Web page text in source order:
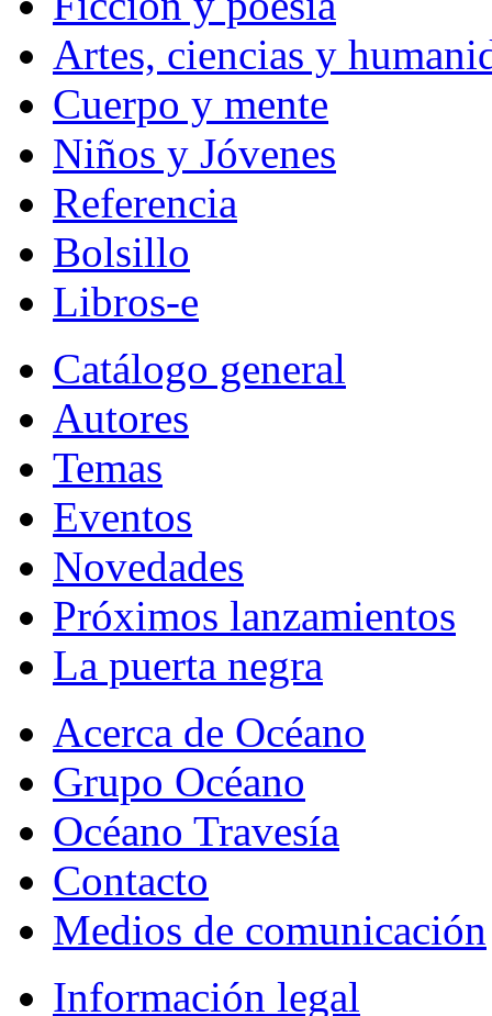
Artes, ciencias y
Cuerpo y mente
Niños y Jóvenes
Referencia
Bolsillo
Libros-e
Catálogo general
Autores
Temas
Eventos
Novedades
Próximos lanzamientos
La puerta negra
Acerca de Océano
Grupo Océano
Océano Travesía
Contacto
Medios de comunicación
Información legal